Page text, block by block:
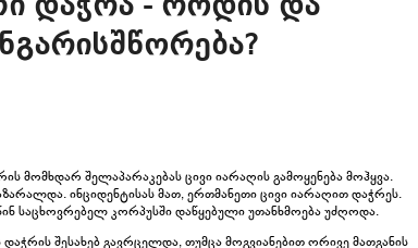
მომხდარ შელაპარაკებას ცივი იარაღის გამოყენება მოჰყვა.
ინციდენტისას მათ, ერთმანეთი ცივი იარაღით დაჭრეს.
საცხოვრებელ კორპუსში დაწყებული უთანხმოება უძღოდა.
შესახებ გავრცელდა, თუმცა მოგვიანებით ორივე მათგანის